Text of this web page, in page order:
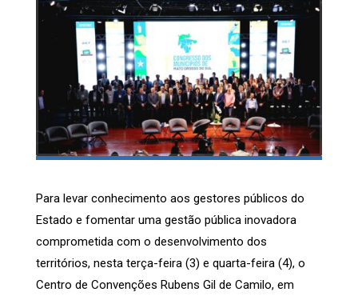
Para levar conhecimento aos gestores públicos do
Estado e fomentar uma gestão pública inovadora
comprometida com o desenvolvimento dos
territórios, nesta terça-feira (3) e quarta-feira (4), o
Centro de Convenções Rubens Gil de Camilo, em